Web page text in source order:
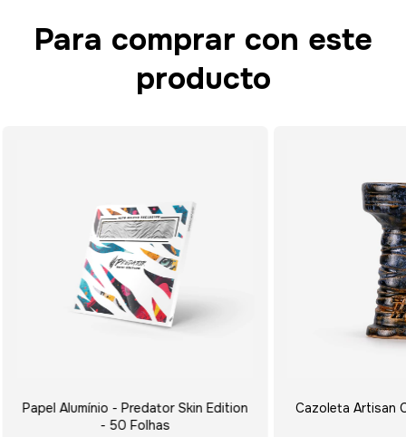
Para comprar con este
producto
Papel Alumínio - Predator Skin Edition
- 50 Folhas
Cazoleta Artisan